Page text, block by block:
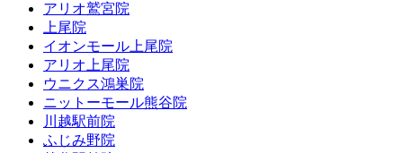
アリオ鷲宮院
上尾院
イオンモール上尾院
アリオ上尾院
ウニクス鴻巣院
ニットーモール熊谷院
川越駅前院
ふじみ野院